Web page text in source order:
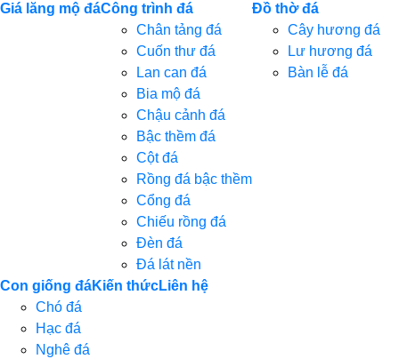
Giá lăng mộ đáCông trình đá
Chân tảng đá
Cuốn thư đá
Lan can đá
Bia mộ đá
Chậu cảnh đá
Bậc thềm đá
Cột đá
Rồng đá bậc thềm
Cổng đá
Chiếu rồng đá
Đèn đá
Đá lát nền
Đồ thờ đá
Cây hương đá
Lư hương đá
Bàn lễ đá
Con giống đá
Chó đá
Hạc đá
Nghê đá
Kiến thứcLiên hệ